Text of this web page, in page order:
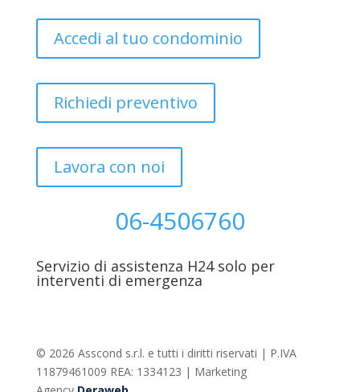
Accedi al tuo condominio
Richiedi preventivo
Lavora con noi
06-4506760
Servizio di assistenza H24 solo per
interventi di emergenza
© 2026 Asscond s.r.l. e tutti i diritti riservati | P.IVA
11879461009 REA: 1334123 | Marketing